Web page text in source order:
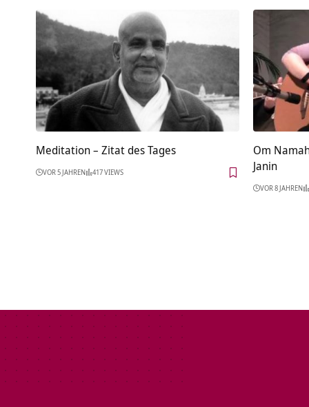
Meditation – Zitat des Tages
VOR 5 JAHREN 417 VIEWS
Om
Janin
VOR 8 JAHREN